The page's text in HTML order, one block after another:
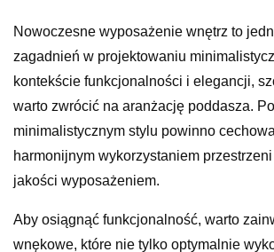
Nowoczesne wyposażenie wnętrz to
zagadnień w projektowaniu
kontekście funkcjonalności i elegancji,
warto zwrócić na aranżację poddasza.
minimalistycznym stylu powinno
harmonijnym wykorzystaniem
jakości wyposażeniem.
Aby osiągnąć funkcjonalność, warto
wnękowe, które nie tylko optymalnie